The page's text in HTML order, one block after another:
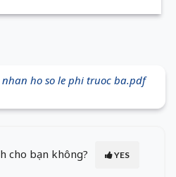
nhan ho so le phi truoc ba.pdf
cho bạn không?
YES